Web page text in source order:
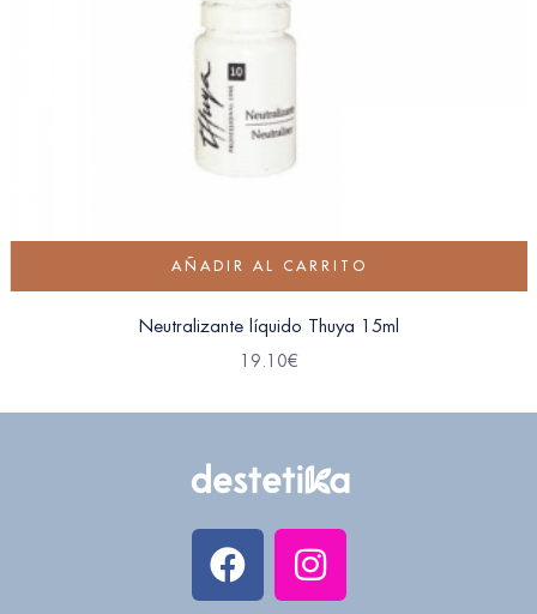
AÑADIR AL CARRITO
Neutralizante líquido Thuya 15ml
19.10€